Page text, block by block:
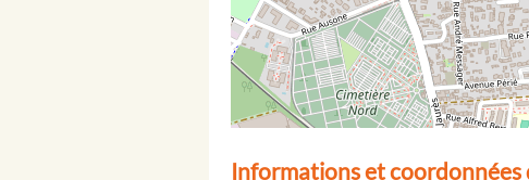
Informations et